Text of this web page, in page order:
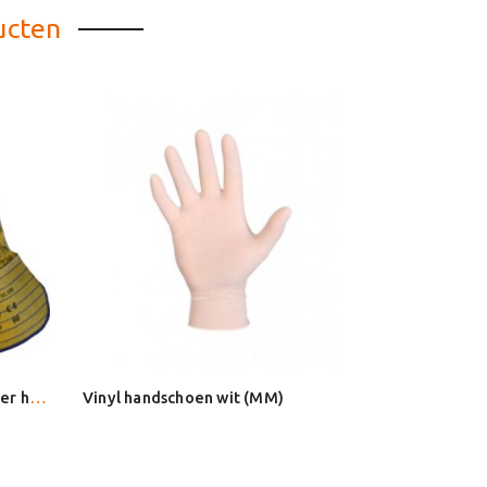
Werkhandschoen rund/boxleder handschoenen 10.190 met geel/blauw streepdoek en 10 cm kap. mt 10,5 Vinyl handschoen wit (MM)